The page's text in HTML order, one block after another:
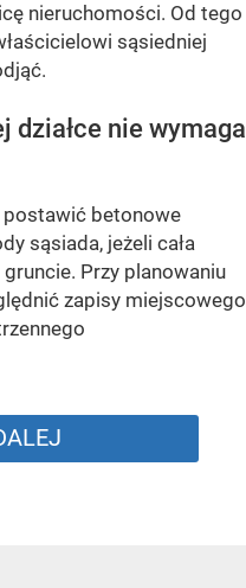
nieruchomości. Od tego
sąsiedniej
działce nie wymaga
postawić betonowe
sąsiada, jeżeli cała
Przy planowaniu
zapisy miejscowego